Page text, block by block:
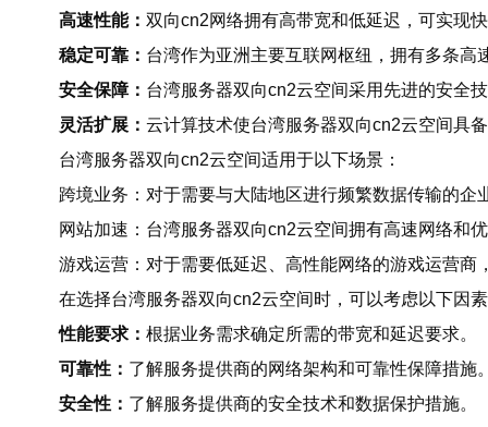
高速性能： 双向cn2网络拥有高带宽和低延迟，可实现
稳定可靠： 台湾作为亚洲主要互联网枢纽，拥有多条
安全保障： 台湾服务器双向cn2云空间采用先进的安全
灵活扩展： 云计算技术使台湾服务器双向cn2云空间具
台湾服务器双向cn2云空间适用于以下场景：
跨境业务：对于需要与大陆地区进行频繁数据传输的
网站加速：台湾服务器双向cn2云空间拥有高速网络和
游戏运营：对于需要低延迟、高性能网络的游戏运营
在选择台湾服务器双向cn2云空间时，可以考虑以下因
性能要求： 根据业务需求确定所需的带宽和延迟要求。
可靠性： 了解服务提供商的网络架构和可靠性保障措施
安全性： 了解服务提供商的安全技术和数据保护措施。